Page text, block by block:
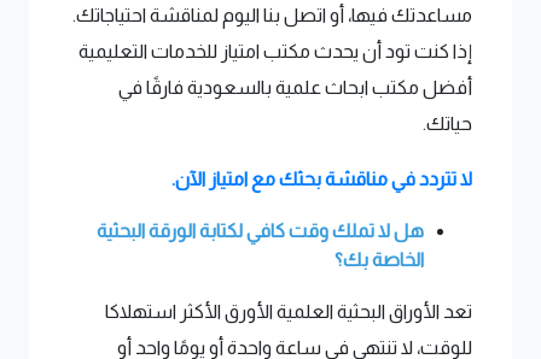
مساعدتك فيها، أو اتصل بنا اليوم لمناقشة احتياجاتك.
إذا كنت تود أن يحدث مكتب امتياز للخدمات التعليمية
أفضل مكتب ابحاث علمية بالسعودية فارقًا في
حياتك.
لا تتردد في مناقشة بحثك مع امتياز الآن.
هل لا تملك وقت كافي لكتابة الورقة البحثية
الخاصة بك؟
تعد الأوراق البحثية العلمية الأورق الأكثر استهلاكا
للوقت، لا تنتهي في ساعة واحدة أو يومًا واحد أو